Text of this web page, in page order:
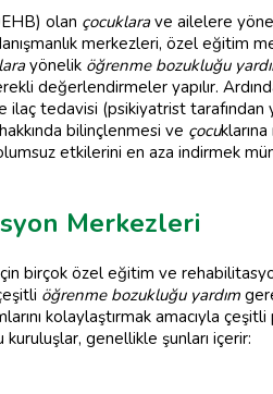
olan çocuklarave ailelere
merkezleri, özel eğitim
yönelik öğrenme bozukluğu
değerlendirmeler yapılır.
tedavisi (psikiyatrist tarafından
bilinçlenmesi ve çocu
etkilerini en aza indirmek
Merkezleri
birçok özel eğitim ve
öğrenme bozukluğu yardım
kolaylaştırmak amacıyla
genellikle şunları içerir: